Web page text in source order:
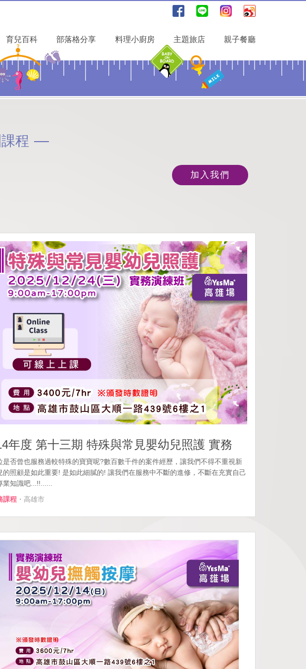
育兒百科 部落格分享 料理小廚房 主題旅店 親子餐廳
程
加入我們
年度 第十三期 特殊與常見嬰幼兒照護 實務
是否曾也服務過較特殊的寶寶呢?數百數千件的案件經歷，讓我們不得不重視新
的照顧是如此重要! 是如此細膩的! 讓我們在服務中不斷的進修，不斷在充實自己
業知識吧...!!......
課程 ・高雄市